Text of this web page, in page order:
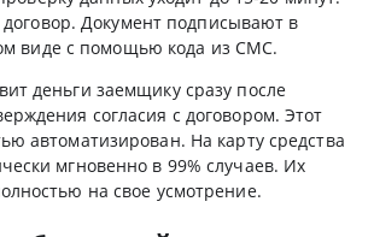
Документ подписывают в
виде с помощью кода из СМС.
деньги заемщику сразу после
согласия с договором. Этот
автоматизирован. На карту средства
мгновенно в 99% случаев. Их
на свое усмотрение.